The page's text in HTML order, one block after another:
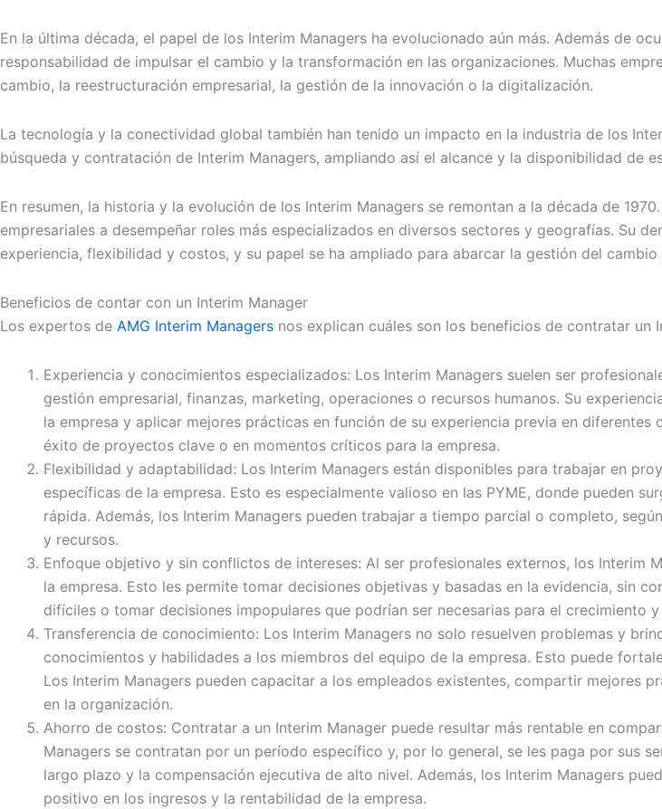
En la última década, el papel de los Interim Managers ha evolucionado aún más. Además de
responsabilidad de impulsar el cambio y la transformación en las organizaciones. Muchas
cambio, la reestructuración empresarial, la gestión de la innovación o la digitalización.
La tecnología y la conectividad global también han tenido un impacto en la industria de los
búsqueda y contratación de Interim Managers, ampliando así el alcance y la disponibilidad de
En resumen, la historia y la evolución de los Interim Managers se remontan a la década de
empresariales a desempeñar roles más especializados en diversos sectores y geografías. Su
experiencia, flexibilidad y costos, y su papel se ha ampliado para abarcar la gestión del
Beneficios de contar con un Interim Manager
Los expertos de AMG Interim Managers nos explican cuáles son los beneficios de contratar un
Experiencia y conocimientos especializados: Los Interim Managers suelen ser
gestión empresarial, finanzas, marketing, operaciones o recursos humanos. Su
la empresa y aplicar mejores prácticas en función de su experiencia previa en
éxito de proyectos clave o en momentos críticos para la empresa.
Flexibilidad y adaptabilidad: Los Interim Managers están disponibles para trabajar en
específicas de la empresa. Esto es especialmente valioso en las PYME, donde pueden
rápida. Además, los Interim Managers pueden trabajar a tiempo parcial o completo,
y recursos.
Enfoque objetivo y sin conflictos de intereses: Al ser profesionales externos, los Interim
la empresa. Esto les permite tomar decisiones objetivas y basadas en la evidencia, sin
difíciles o tomar decisiones impopulares que podrían ser necesarias para el crecimiento
Transferencia de conocimiento: Los Interim Managers no solo resuelven problemas y
conocimientos y habilidades a los miembros del equipo de la empresa. Esto puede
Los Interim Managers pueden capacitar a los empleados existentes, compartir mejores
en la organización.
Ahorro de costos: Contratar a un Interim Manager puede resultar más rentable en
Managers se contratan por un período específico y, por lo general, se les paga por sus
largo plazo y la compensación ejecutiva de alto nivel. Además, los Interim Managers
positivo en los ingresos y la rentabilidad de la empresa.